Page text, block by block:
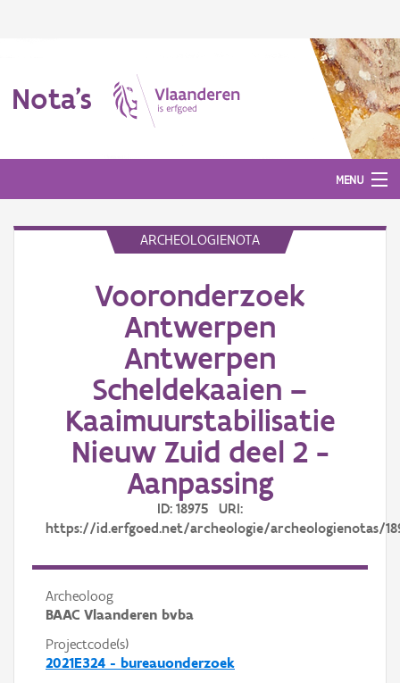
Nota's
MENU
ARCHEOLOGIENOTA
Vooronderzoek
Antwerpen
Antwerpen
Scheldekaaien –
Kaaimuurstabilisatie
Nieuw Zuid deel 2 -
Aanpassing
ID: 18975 URI:
https://id.erfgoed.net/archeologie/archeologienotas/
Archeoloog
BAAC Vlaanderen bvba
Projectcode(s)
2021E324 - bureauonderzoek